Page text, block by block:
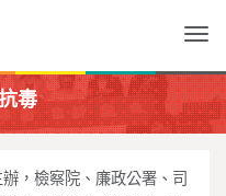
毒
，檢察院、廉政公署、 司